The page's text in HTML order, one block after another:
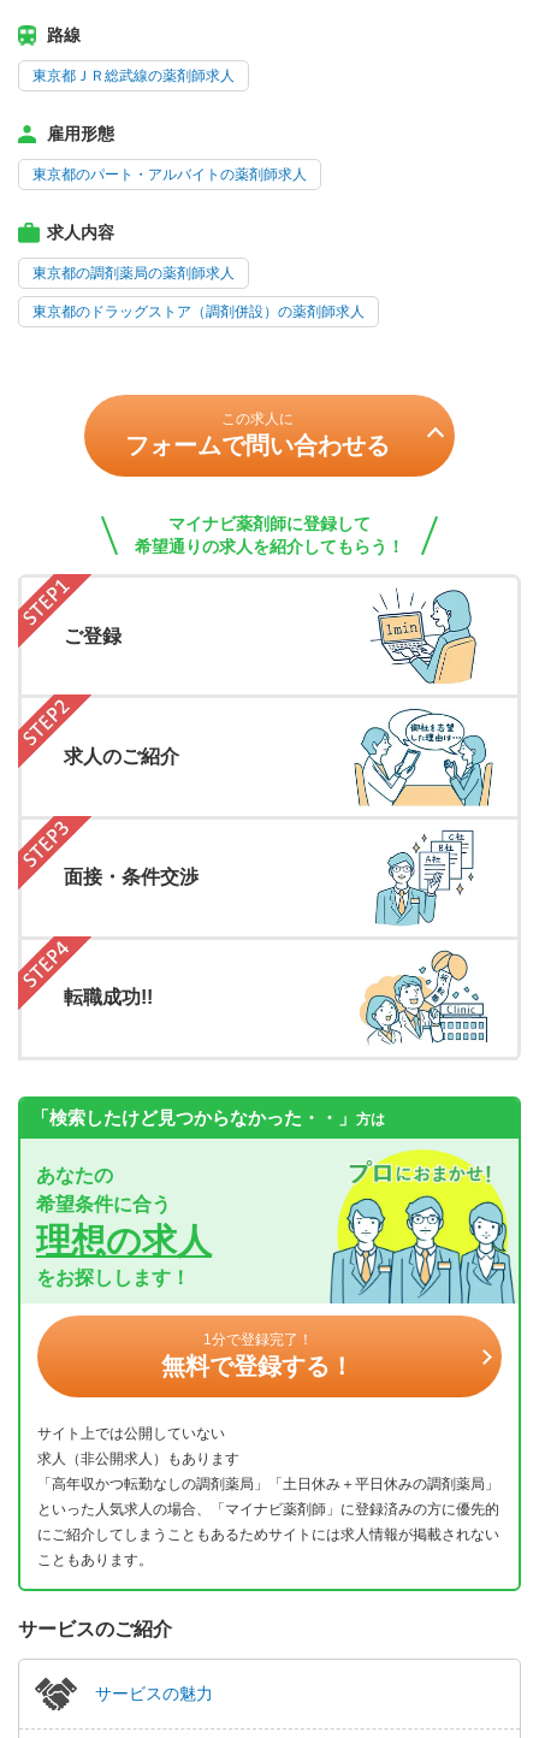
路線
東京都ＪＲ総武線の薬剤師求人
雇用形態
東京都のパート・アルバイトの薬剤師求人
求人内容
東京都の調剤薬局の薬剤師求人
東京都のドラッグストア（調剤併設）の薬剤師求人
この求人に
フォームで問い合わせる
マイナビ薬剤師に登録して
希望通りの求人を紹介してもらう！
ご登録
求人のご紹介
面接・条件交渉
転職成功!!
「検索したけど見つからなかった・・」 方は
あなたの
希望条件に合う
理想の求人
をお探しします！
1分で登録完了！
無料で登録する！
サイト上では公開していない
求人（非公開求人）もあります
「高年収かつ転勤なしの調剤薬局」「土日休み＋平日休みの調剤薬局」
といった人気求人の場合、「マイナビ薬剤師」に登録済みの方に優先的
にご紹介してしまうこともあるためサイトには求人情報が掲載されない
こともあります。
サービスのご紹介
サービスの魅力